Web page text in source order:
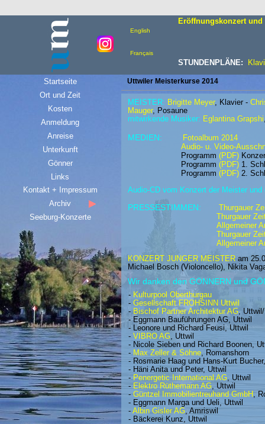
Eröffnungskonzert
STUNDENPLÄNE:
English
Français
Startseite
Ort und Zeit
Kosten
Anmeldung
Anreise
Unterkunft
Kontakt + Impressum
Gönner
Links
Archiv
Seeburg-Konzerte
Uttwiler Meisterkurse 2014
MEDIEN:
Fotoalbum 2014
Audio- u. Video-
Programm (PDF)
Programm (PDF) 1.
Programm (PDF) 2.
Audio-CD vom Konzert der Meister
PRESSESTIMMEN:
Thurgauer
Thurgauer
Allgemeiner
Thurgauer
Allgemeiner
MEISTER: Brigitte Meyer, Klavier -
Mauger, Posaune
mitwirkende Musiker: Eglantina Grapshi
KONZERT JUNGER MEISTER am
Michael Bosch (Violoncello), Nikita
Wir danken den GÖNNERN und
- Kulturpool Oberthurgau
- Gesellschaft FROHSINN Uttwil
- Bischof Partner Architektur AG ,
- Eggmann Bauführungen AG, Uttwil
- Leonore und Richard Feusi, Uttwil
- VIBRO AG , Uttwil
- Nicole Sieben und Richard Boonen,
- Max Zeller & Söhne , Romanshorn
- Rosmarie Haag und Hans-Kurt
- Häni Anita und Peter, Uttwil
-Penergetic International AG , Uttwil
- Elektro Rüthemann AG , Uttwil
- Güntzel Immobilientreuhand GmbH ,
- Eggmann Marga und Ueli, Uttwil
- Albin Gisler AG , Amriswil
- Bäckerei Kunz, Uttwil